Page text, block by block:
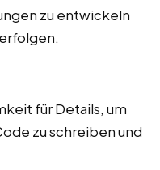
zu entwickeln
für Details, um
zu schreiben und